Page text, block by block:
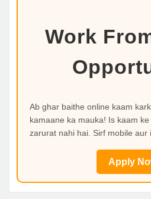
Work
Ab ghar baithe online kaam
kamaane ka mauka! Is kaam
zarurat nahi hai. Sirf mobile aur
Apply